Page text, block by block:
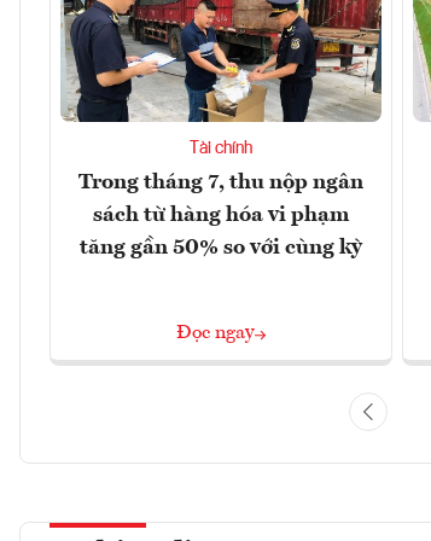
Tài chính
Trong tháng 7, thu nộp ngân
sách từ hàng hóa vi phạm
tăng gần 50% so với cùng kỳ
Đọc ngay